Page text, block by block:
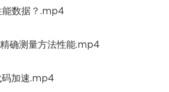
能数据？.mp4
确测量方法性能.mp4
码加速.mp4